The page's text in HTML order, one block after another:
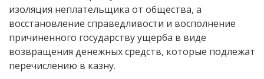
изоляция неплательщика от общества, а
восстановление справедливости и восполнение
причиненного государству ущерба в виде
возвращения денежных средств, которые подлежат
перечислению в казну.